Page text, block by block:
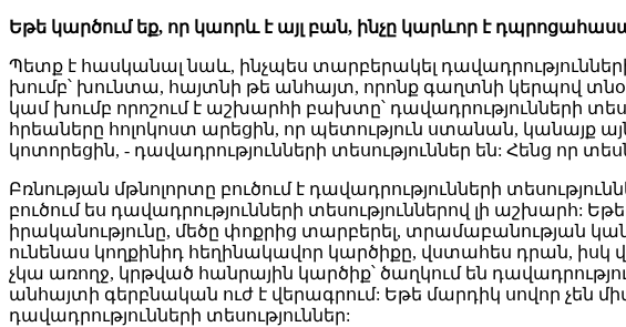
Եթե կարծում եք, որ կաորև էայլ բան, ինչը կարևոր է
Պետք է հասկանալ նաև, ինչպես տարբերակել
խումբ՝ խունտա, հայտնի թե անհայտ, որոնք գաղտնի կերպով
կամ խումբ որոշում է աշխարհի բախտը՝ դավադրությունների
հրեաները հոլոկոստ արեցին, որ պետություն ստանան, կանայք
կոտորեցին, - դավադրությունների տեսություններ են: Հենց որ
Բռնության մթնոլորտը բուծում է դավադրությունների
բուծում ես դավադրությունների տեսություններով լի աշխարհ:
իրականությունը, մեծը փոքրից տարբերել, տրամաբանության
ունենաս կողքինիդ հեղինակավոր կարծիքը, վստահես դրան, իսկ
չկա առողջ, կրթված հանրային կարծիք՝ ծաղկում են
անհայտի գերբնական ուժ է վերագրում: Եթե մարդիկ սովոր չեն
դավադրությունների տեսություններ: